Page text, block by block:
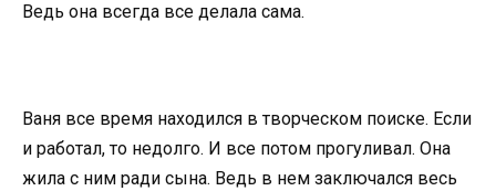
Ведь она всегда все делала сама.
Ваня все время находился в творческом поиске. Если
и работал, то недолго. И все потом прогуливал. Она
жила с ним ради сына. Ведь в нем заключался весь